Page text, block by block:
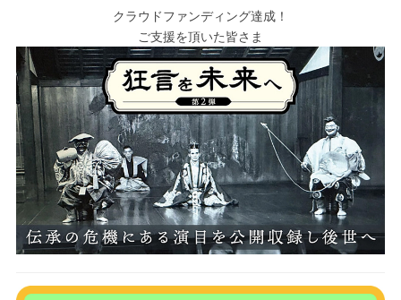
クラウドファンディング達成！
ご支援を頂いた皆さま